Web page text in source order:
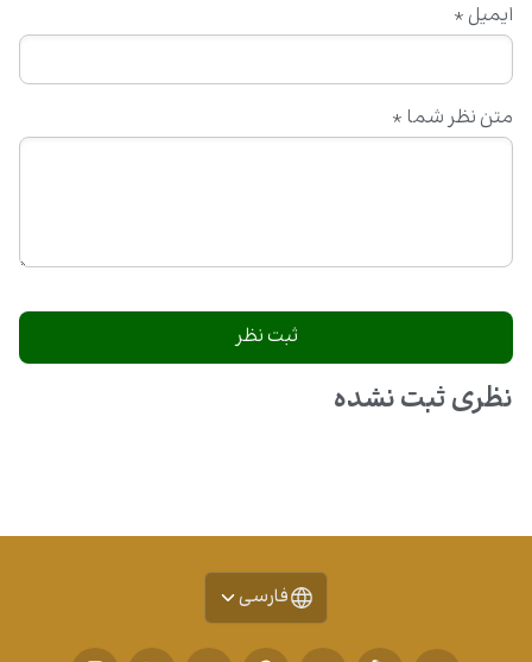
متن نظر شما *
ایمیل *
نظری ثبت نشده
فارسی